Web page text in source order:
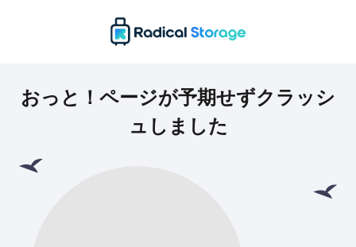
おっと！ページが予期せずクラッシ
ュしました